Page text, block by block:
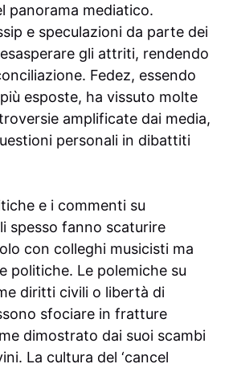
panorama mediatico.
e speculazioni da parte dei
gli attriti, rendendo
Fedez, essendo
esposte, ha vissuto molte
amplificate dai media,
personali in dibattiti
e i commenti su
spesso fanno scaturire
con colleghi musicisti ma
politiche. Le polemiche su
diritti civili o libertà di
sfociare in fratture
dimostrato dai suoi scambi
La cultura del ‘cancel